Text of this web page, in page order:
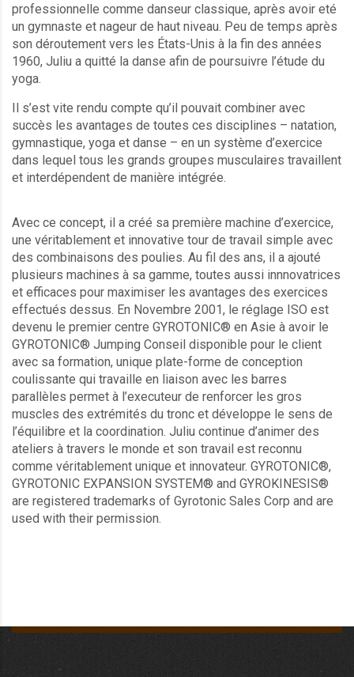
professionnelle comme danseur classique, après avoir eté
un gymnaste et nageur de haut niveau. Peu de temps après
son déroutement vers les États-Unis à la fin des années
1960, Juliu a quitté la danse afin de poursuivre l’étude du
yoga.
Il s’est vite rendu compte qu’il pouvait combiner avec
succès les avantages de toutes ces disciplines – natation,
gymnastique, yoga et danse – en un système d’exercice
dans lequel tous les grands groupes musculaires travaillent
et interdépendent de manière intégrée.
Avec ce concept, il a créé sa première machine d’exercice,
une véritablement et innovative tour de travail simple avec
des combinaisons des poulies. Au fil des ans, il a ajouté
plusieurs machines à sa gamme, toutes aussi innnovatrices
et efficaces pour maximiser les avantages des exercices
effectués dessus. En Novembre 2001, le réglage ISO est
devenu le premier centre GYROTONIC® en Asie à avoir le
GYROTONIC® Jumping Conseil disponible pour le client
avec sa formation, unique plate-forme de conception
coulissante qui travaille en liaison avec les barres
parallèles permet à l’executeur de renforcer les gros
muscles des extrémités du tronc et développe le sens de
l’équilibre et la coordination. Juliu continue d’animer des
ateliers à travers le monde et son travail est reconnu
comme véritablement unique et innovateur. GYROTONIC®,
GYROTONIC EXPANSION SYSTEM® and GYROKINESIS®
are registered trademarks of Gyrotonic Sales Corp and are
used with their permission.